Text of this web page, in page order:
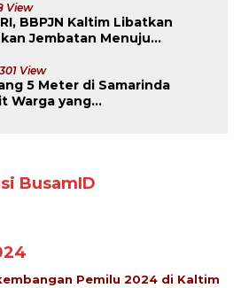
View
BBPJN Kaltim Libatkan
Jembatan Menuju
301 View
5 Meter di Samarinda
Warga yang
BusamID
Pemilu 2024 di Kaltim